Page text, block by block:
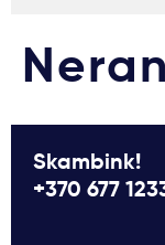
Skambink!
+370 677